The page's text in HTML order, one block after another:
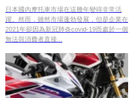
2022年【日本川崎汽車桐野社長
篇】
日本國內摩托車市場在這幾年變得非常活
躍。然而，雖然市場蓬勃發展，但是企業在
2021年卻因為新冠肺炎covid-19而處於一個
無法與消費者直接...